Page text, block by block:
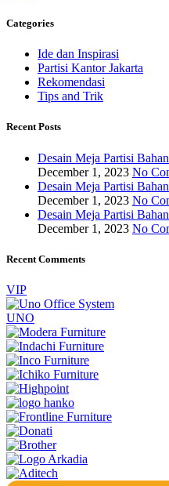
Categories
Ide dan Inspirasi
Partisi Kantor Jakarta
Rekomendasi
Tips and Trik
Recent Posts
Desain Meja Partisi
December 1, 2023 No
Desain Meja Partisi
December 1, 2023 No
Desain Meja Partisi
December 1, 2023 No
Recent Comments
VIP
UNO